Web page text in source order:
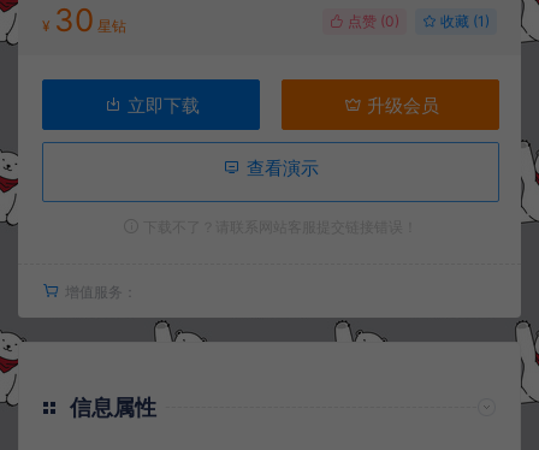
¥ 30 星钻 点赞 (0) 收藏 (1)
立即下载 升级会员
查看演示
增值服务：
信息属性